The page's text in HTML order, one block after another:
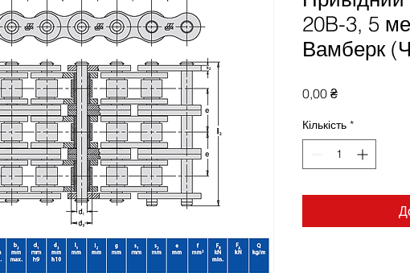
20B-3, 5
Вамберк
0,00 ₴Ціна
Кількість *